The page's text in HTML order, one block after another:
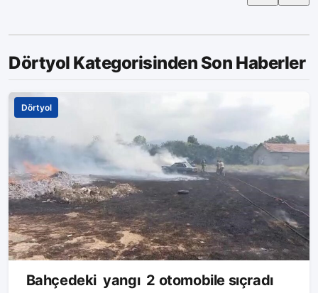
Dörtyol Kategorisinden Son Haberler
Dörtyol
Bahçedeki yangı 2 otomobile sıçradı